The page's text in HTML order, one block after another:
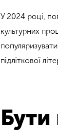
У 2024 році,
культурних
підліткової